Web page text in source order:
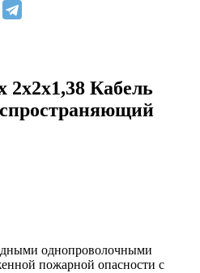
Кабель
однопроволочными
пожарной опасности с